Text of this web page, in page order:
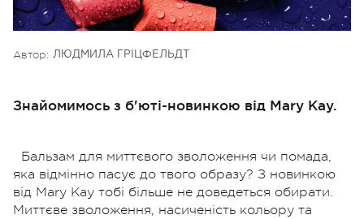
Автор: ЛЮДМИЛА ГРІЦФЕЛЬДТ
Знайомимось з б'юті-новинкою від Mary Kay.
Бальзам для миттєвого зволоження чи помада,
яка відмінно пасує до твого образу? З новинкою
від Mary Kay тобі більше не доведеться обирати.
Миттєве зволоження, насиченість кольору та